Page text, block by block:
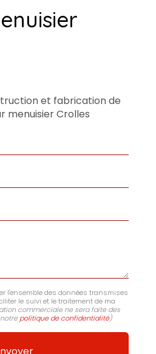
et fabrication de
menuisier Crolles
l'ensemble des données transmises
le suivi et le traitement de ma
commerciale ne sera faite des
politique de confidentialité)